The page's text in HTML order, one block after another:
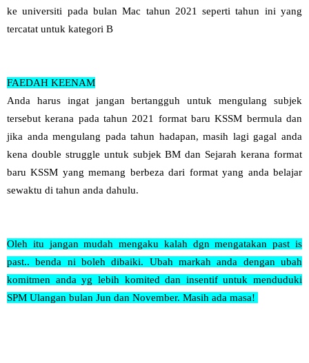
ke universiti pada bulan Mac tahun 2021 seperti tahun ini yang
tercatat untuk kategori B
FAEDAH KEENAM
Anda harus ingat jangan bertangguh untuk mengulang subjek
tersebut kerana pada tahun 2021 format baru KSSM bermula dan
jika anda mengulang pada tahun hadapan, masih lagi gagal anda
kena double struggle untuk subjek BM dan Sejarah kerana format
baru KSSM yang memang berbeza dari format yang anda belajar
sewaktu di tahun anda dahulu.
Oleh itu jangan mudah mengaku kalah dgn mengatakan past is
past.. benda ni boleh dibaiki. Ubah markah anda dengan ubah
komitmen anda yg lebih komited dan insentif untuk menduduki
SPM Ulangan bulan Jun dan November. Masih ada masa!